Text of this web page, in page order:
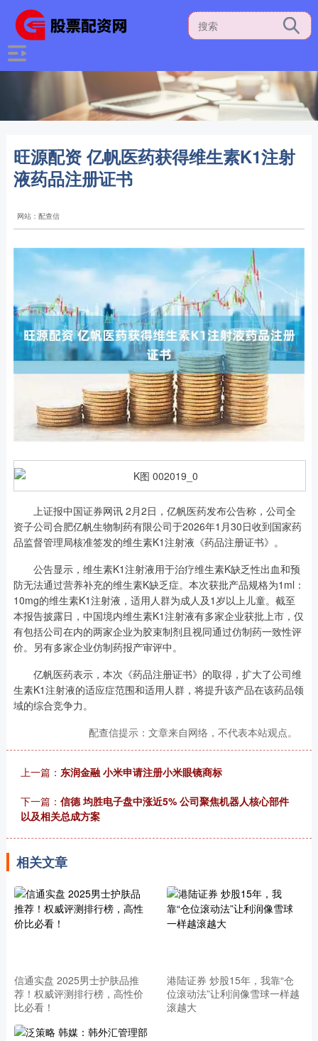
旺源配资 亿帆医药获得维生素K1注射
液药品注册证书
网站：配查信
上证报中国证券网讯 2月2日，亿帆医药发布公告称，公司全
资子公司合肥亿帆生物制药有限公司于2026年1月30日收到国家药
品监督管理局核准签发的维生素K1注射液《药品注册证书》。
公告显示，维生素K1注射液用于治疗维生素K缺乏性出血和预
防无法通过营养补充的维生素K缺乏症。本次获批产品规格为1ml：
10mg的维生素K1注射液，适用人群为成人及1岁以上儿童。截至
本报告披露日，中国境内维生素K1注射液有多家企业获批上市，仅
有包括公司在内的两家企业为胶束制剂且视同通过仿制药一致性评
价。另有多家企业仿制药报产审评中。
亿帆医药表示，本次《药品注册证书》的取得，扩大了公司维
生素K1注射液的适应症范围和适用人群，将提升该产品在该药品领
域的综合竞争力。
配查信提示：文章来自网络，不代表本站观点。
上一篇： 东润金融 小米申请注册小米眼镜商标
下一篇： 信德 均胜电子盘中涨近5% 公司聚焦机器人核心部件
以及相关总成方案
相关文章
信通实盘 2025男士护肤品推
荐！权威评测排行榜，高性价
比必看！
港陆证券 炒股15年，我靠“仓
位滚动法”让利润像雪球一样越
滚越大